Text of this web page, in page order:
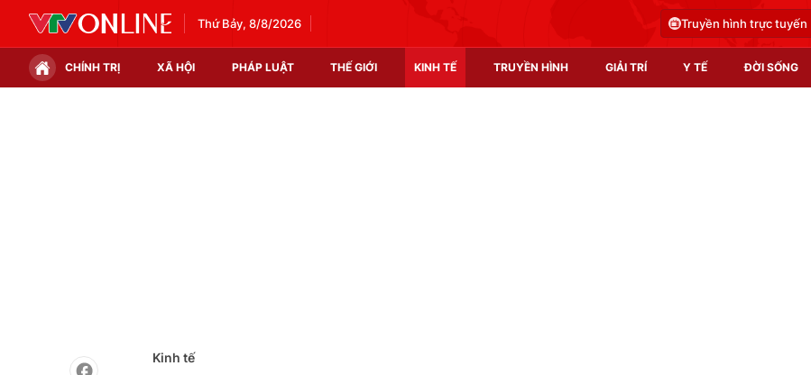
Thứ Bảy, 8/8/2026 Truyền hình trực tuyến
CHÍNH TRỊ XÃ HỘI PHÁP LUẬT THẾ GIỚI KINH TẾ TRUYỀN HÌNH GIẢI TRÍ Y TẾ ĐỜI SỐNG
Kinh tế